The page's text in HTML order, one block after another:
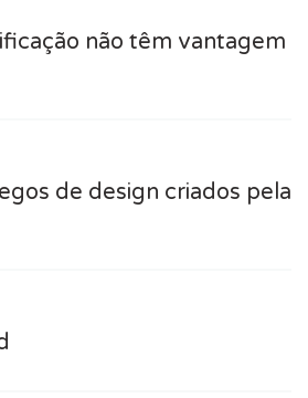
não têm vantagem
de design criados pela